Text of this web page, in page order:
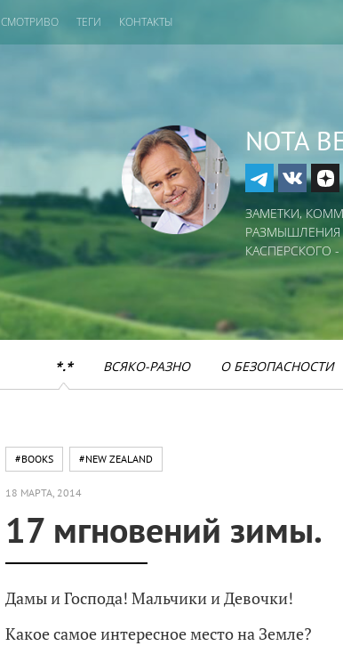
СМОТРИВО ТЕГИ КОНТАКТЫ
NOTA
ЗАМЕТКИ,
РАЗМЫШЛЕНИЯ
КАСПЕРСКОГО
*.* ВСЯКО-РАЗНО О БЕЗОПАСНОСТИ
#BOOKS #NEW ZEALAND
18 МАРТА, 2014
17 мгновений зимы.
Дамы и Господа! Мальчики и Девочки!
Какое самое интересное место на Земле?